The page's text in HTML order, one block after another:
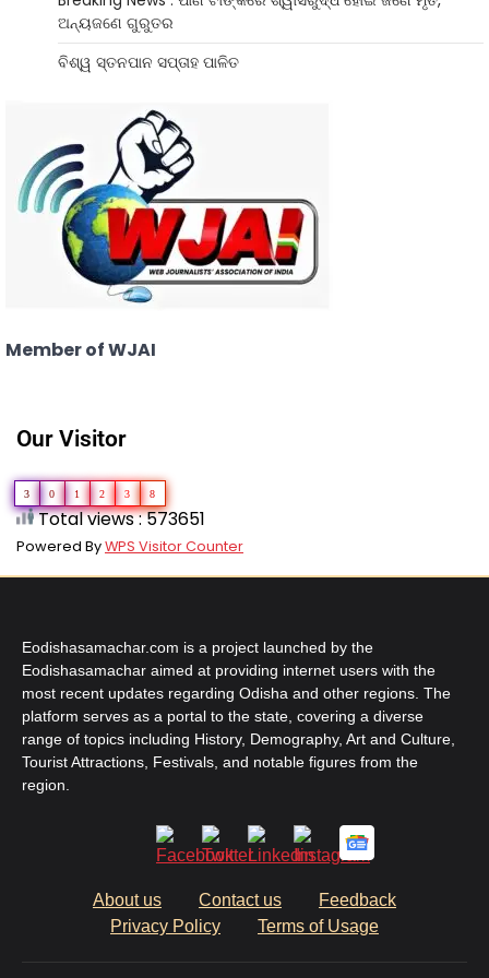
ଅନ୍ୟଜଣେ ଗୁରୁତର
ବିଶ୍ୱ ସ୍ତନପାନ ସପ୍ତାହ ପାଳିତ
Member of WJAI
Our Visitor
3 0 1 2 3 8
Total views : 573651
Powered ByWPS Visitor Counter
Eodishasamachar.com is a project launched by the
Eodishasamachar aimed at providing internet users with the
most recent updates regarding Odisha and other regions. The
platform serves as a portal to the state, covering a diverse
range of topics including History, Demography, Art and Culture,
Tourist Attractions, Festivals, and notable figures from the
region.
About us Contact us
Feedback
Privacy Policy
Terms of Usage